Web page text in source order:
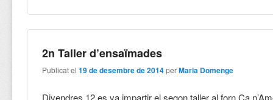
2n Taller d’ensaïmades
Publicat el19 de desembre de 2014 perMaria Domenge